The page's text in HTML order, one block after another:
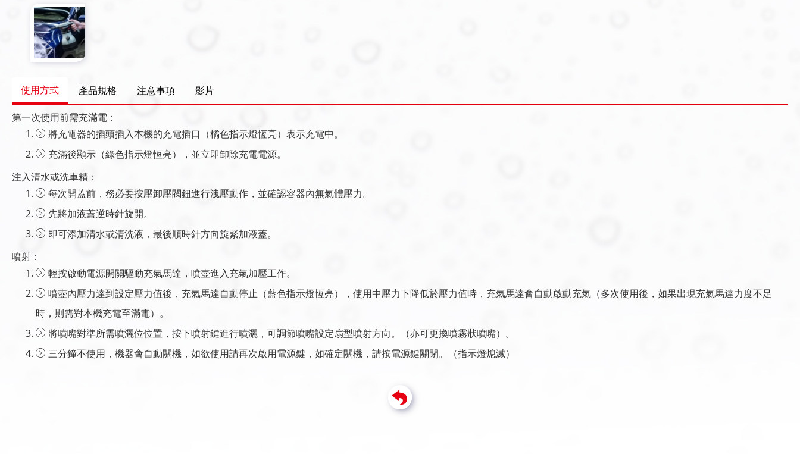
使用方式 產品規格 注意事項 影片
第一次使用前需充滿電：
將充電器的插頭插入本機的充電插口（橘色指示燈恆亮）表示充電中。
充滿後顯示（綠色指示燈恆亮），並立即卸除充電電源。
注入清水或洗車精：
每次開蓋前，務必要按壓卸壓閥鈕進行洩壓動作，並確認容器內無氣體壓力。
先將加液蓋逆時針旋開。
即可添加清水或清洗液，最後順時針方向旋緊加液蓋。
噴射：
輕按啟動電源開關驅動充氣馬達，噴壺進入充氣加壓工作。
噴壺內壓力達到設定壓力值後，充氣馬達自動停止（藍色指示燈恆亮），使用中壓力下降低於壓力值時，充氣馬達會自動啟動充氣（多次使用後，如果出現充氣馬達力度不足
時，則需對本機充電至滿電）。
將噴嘴對準所需噴灑位位置，按下噴射鍵進行噴灑，可調節噴嘴設定扇型噴射方向。（亦可更換噴霧狀噴嘴）。
三分鐘不使用，機器會自動關機，如欲使用請再次啟用電源鍵，如確定關機，請按電源鍵關閉。（指示燈熄滅）